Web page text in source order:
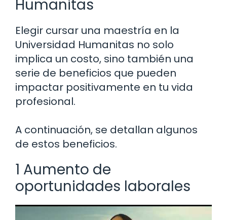
Humanitas
Elegir cursar una maestría en la
Universidad Humanitas no solo
implica un costo, sino también una
serie de beneficios que pueden
impactar positivamente en tu vida
profesional.
A continuación, se detallan algunos
de estos beneficios.
1 Aumento de
oportunidades laborales